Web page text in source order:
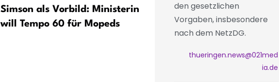
Simson als Vorbild: Ministerin
will Tempo 60 für Mopeds
Anschlussstelle Erfurt-
Bindersleben an A71
Fahrbahnsanierung
gesperrt
den gesetzlichen
Vorgaben, insbesondere
nach dem NetzDG.
thueringen.news@021med
ia.de